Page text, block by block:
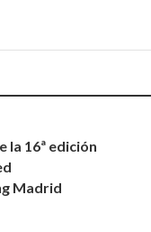
la 16ª edición
Madrid